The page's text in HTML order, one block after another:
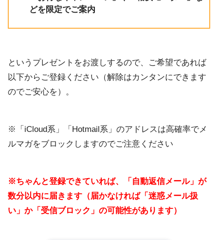
どを限定でご案内
というプレゼントをお渡しするので、ご希望であれば
以下からご登録ください（解除はカンタンにできます
のでご安心を）。
※「iCloud系」「Hotmail系」のアドレスは高確率でメ
ルマガをブロックしますのでご注意ください
※ちゃんと登録できていれば、「自動返信メール」が
数分以内に届きます（届かなければ「迷惑メール扱
い」か「受信ブロック」の可能性があります）